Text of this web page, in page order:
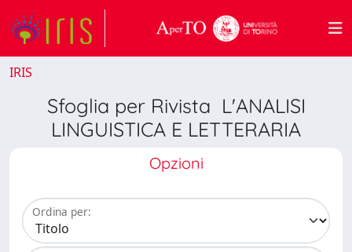
IRIS
Sfoglia per Rivista L'ANALISI
LINGUISTICA E LETTERARIA
Opzioni
Ordina per: